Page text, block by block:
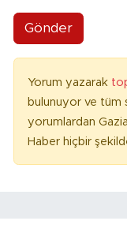
Gönder
Yorum yazarak
bulunuyor ve tüm
yorumlardan
Haber hiçbir